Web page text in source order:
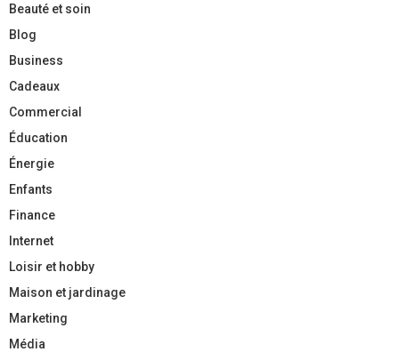
Beauté et soin
Blog
Business
Cadeaux
Commercial
Éducation
Énergie
Enfants
Finance
Internet
Loisir et hobby
Maison et jardinage
Marketing
Média